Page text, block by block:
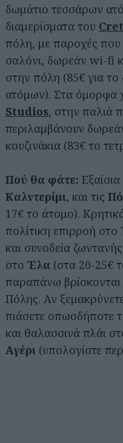
δωμάτιο τεσσάρων
διαμερίσματα του
πόλη, με παροχές που
σαλόνι, δωρεάν wi-fi
στην πόλη (85€ για
ατόμων). Στα όμορφα
Studios, στην παλιά
περιλαμβάνουν
κουζινάκια (83€ το
Πού θα φάτε:
Καλντερίμι, και τις
17€ το άτομο).
πολίτικη επιρροή στο
και συνοδεία
στο Έλα (στα 20-25€
παραπάνω
Πόλης. Αν
πιάσετε οπωσδήποτε
και θαλασσινά πλάι
Αγέρι (υπολογίστε